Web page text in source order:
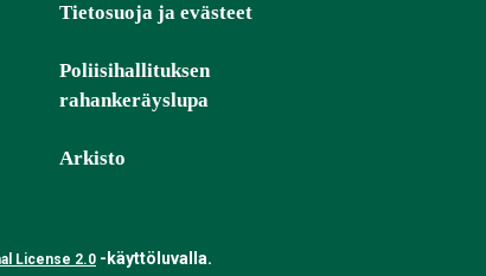
Tietosuoja ja evästeet
Poliisihallituksen
rahankeräyslupa
Arkisto
License 2.0 -käyttöluvalla.